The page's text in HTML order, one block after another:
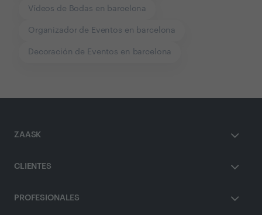
Vídeos de Bodas en barcelona
Organizador de Eventos en barcelona
Decoración de Eventos en barcelona
ZAASK
CLIENTES
PROFESIONALES